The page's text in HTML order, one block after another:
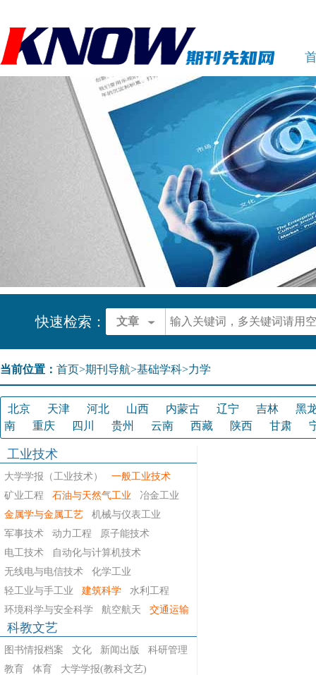
快速检索： 文章
当前位置： 首页>期刊导航>基础学科>力学
北京 天津 河北 山西 内蒙古 辽宁 吉林
黑
南
重庆 四川 贵州 云南 西藏 陕西 甘肃
工业技术
大学学报（工业技术）
一般工业技术
矿业工程
石油与天然气工业
冶金工业
金属学与金属工艺
机械与仪表工业
军事技术
动力工程
原子能技术
电工技术
自动化与计算机技术
无线电与电信技术
化学工业
轻工业与手工业
建筑科学
水利工程
环境科学与安全科学
航空航天 交通运输
科教文艺
图书情报档案 文化 新闻出版
科研管理
教育
体育
大学学报(教科文艺)